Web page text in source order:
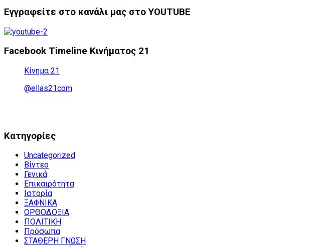
Εγγραφείτε στο κανάλι μας στο YOUTUBE
Facebook Timeline Κινήματος 21
Κίνημα 21
@ellas21com
Kατηγορίες
Uncategorized
Βίντεο
Γενικά
Επικαιρότητα
Ιστορία
ΞΑΦΝΙΚΑ
ΟΡΘΟΔΟΞΙΑ
ΠΟΛΙΤΙΚΗ
Πρόσωπα
ΣΤΑΘΕΡΗ ΓΝΩΣΗ